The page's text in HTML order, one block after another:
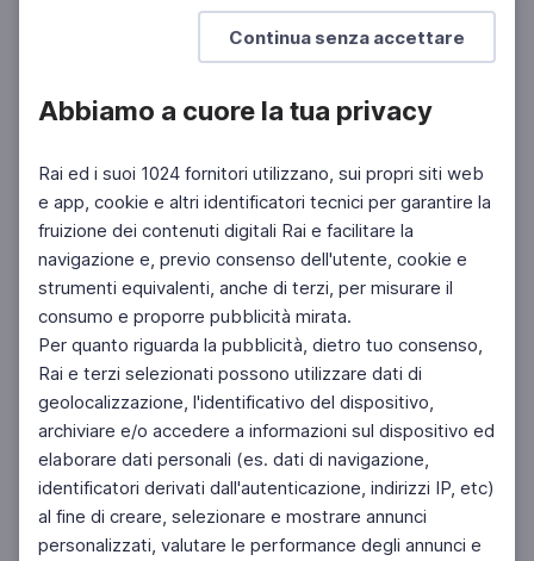
Continua senza accettare
Abbiamo a cuore la tua privacy
Rai ed i suoi 1024 fornitori utilizzano, sui propri siti web
e app, cookie e altri identificatori tecnici per garantire la
fruizione dei contenuti digitali Rai e facilitare la
navigazione e, previo consenso dell'utente, cookie e
strumenti equivalenti, anche di terzi, per misurare il
consumo e proporre pubblicità mirata.
Per quanto riguarda la pubblicità, dietro tuo consenso,
Rai e terzi selezionati possono utilizzare dati di
geolocalizzazione, l'identificativo del dispositivo,
archiviare e/o accedere a informazioni sul dispositivo ed
elaborare dati personali (es. dati di navigazione,
identificatori derivati dall'autenticazione, indirizzi IP, etc)
al fine di creare, selezionare e mostrare annunci
personalizzati, valutare le performance degli annunci e